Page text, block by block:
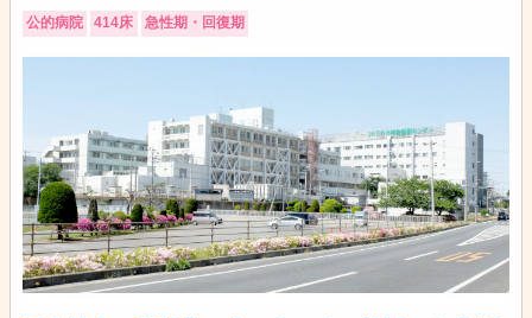
公的病院 414床 急性期・回復期